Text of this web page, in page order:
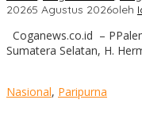
20265 Agustus 2026oleh
Coganews.co.id –
Sumatera Selatan, H.
Nasional, Paripurna